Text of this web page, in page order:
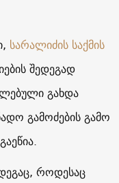
სარალიძის საქმის
შედეგად
გახდა
გამოძების გამო
როდესაც